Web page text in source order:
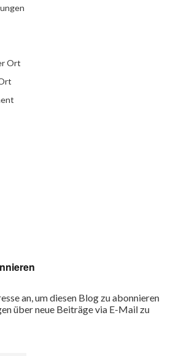
Ort
an, um diesen Blog zu abonnieren
über neue Beiträge via E-Mail zu